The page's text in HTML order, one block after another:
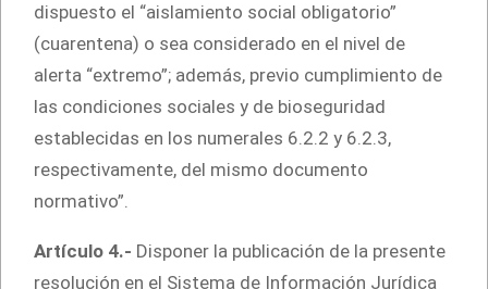
dispuesto el “aislamiento social obligatorio”
(cuarentena) o sea considerado en el nivel de
alerta “extremo”; además, previo cumplimiento de
las condiciones sociales y de bioseguridad
establecidas en los numerales 6.2.2 y 6.2.3,
respectivamente, del mismo documento
normativo”.
Artículo 4.- Disponer la publicación de la presente
resolución en el Sistema de Información Jurídica